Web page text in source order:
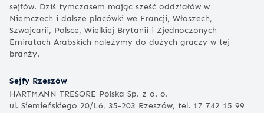
sejfów. Dziś tymczasem mając sześć oddziałów w
Niemczech i dalsze placówki we Francji, Włoszech,
Szwajcarii, Polsce, Wielkiej Brytanii i Zjednoczonych
Emiratach Arabskich należymy do dużych graczy w tej
branży.
Sejfy Rzeszów
HARTMANN TRESORE Polska Sp. z o. o.
ul. Siemieńskiego 20/L6, 35-203 Rzeszów, tel. 17 742 15 99